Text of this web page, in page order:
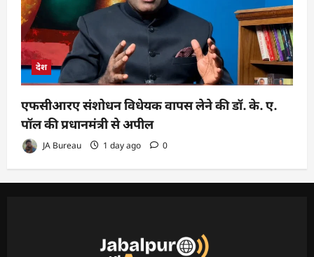
देश
एफसीआरए संशोधन विधेयक वापस लेने की डॉ. के. ए.
पॉल की प्रधानमंत्री से अपील
JA Bureau 1 day ago 0